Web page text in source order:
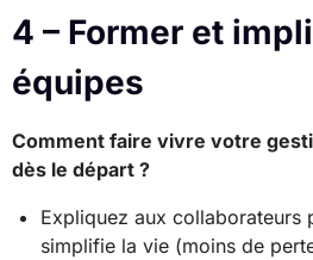
4 – Former et
équipes
Comment faire vivre votre
dès le départ ?
Expliquez aux collaborateurs
simplifie la vie (moins de